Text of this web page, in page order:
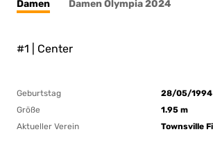
Damen Damen Olympia 2024
#1 | Center
Geburtstag
28/05/1994
Größe
1.95 m
Aktueller Verein
Townsville